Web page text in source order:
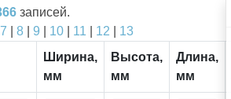
записей.
7 8| 9 10| 11 12
13
Ширина,
мм
Высота,
мм
Длина,
мм